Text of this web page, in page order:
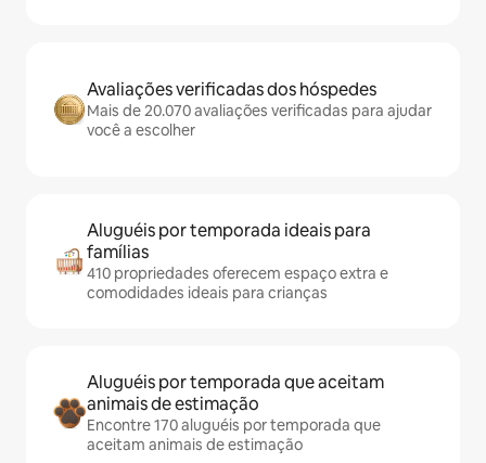
Avaliações verificadas dos hóspedes
Mais de 20.070 avaliações verificadas para ajudar
você a escolher
Aluguéis por temporada ideais para
famílias
410 propriedades oferecem espaço extra e
comodidades ideais para crianças
Aluguéis por temporada que aceitam
animais de estimação
Encontre 170 aluguéis por temporada que
aceitam animais de estimação